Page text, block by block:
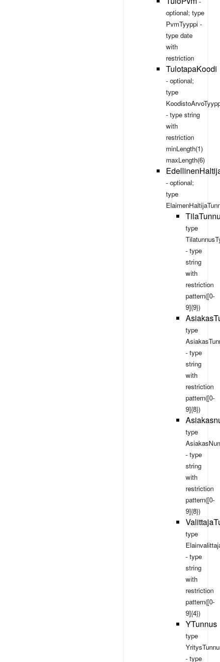
optional; type
PvmTyyppi -
type date
with
restriction
TulotapaKoodi
- optional;
type
- type string
with
restriction
minLength(1)
maxLength(6)
- optional;
type
type
- type
string
with
restriction
pattern([0-
9]{9})
type
- type
string
with
restriction
pattern([0-
9]{8})
type
- type
string
with
restriction
pattern([0-
9]{8})
type
- type
string
with
restriction
pattern([0-
9]{4})
YTunnus
type
- type